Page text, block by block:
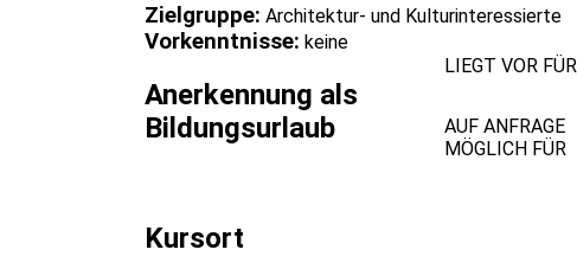
Zielgruppe: Architektur- und Kulturinteressierte
Vorkenntnisse: keine
Anerkennung als
Bildungsurlaub
LIEGT VOR FÜR
AUF ANFRAGE
MÖGLICH FÜR
Kursort